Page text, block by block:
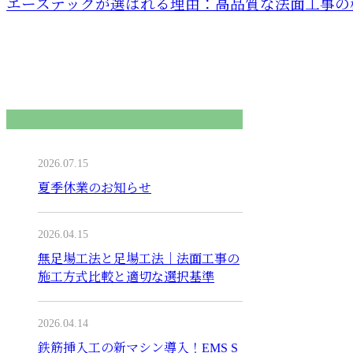
エーステックが選ばれる理由：高品質な法面工事
2026.07.15
夏季休業のお知らせ
2026.04.15
無足場工法と足場工法｜法面工事の
施工方式比較と適切な選択基準
2026.04.14
鉄筋挿入工の新マシン導入！EMS S